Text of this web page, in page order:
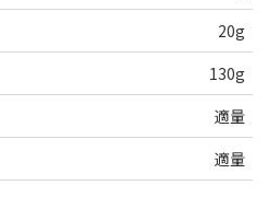
20g
130g
適量
適量